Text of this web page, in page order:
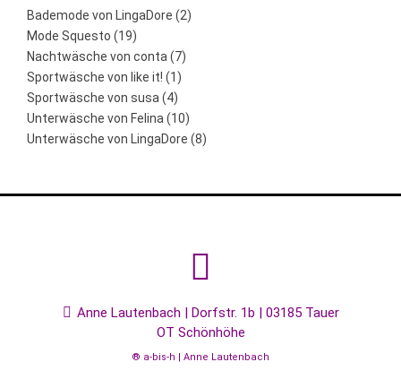
Bademode von LingaDore (2)
Mode Squesto (19)
Nachtwäsche von conta (7)
Sportwäsche von like it! (1)
Sportwäsche von susa (4)
Unterwäsche von Felina (10)
Unterwäsche von LingaDore (8)
Anne Lautenbach | Dorfstr. 1b | 03185 Tauer
OT Schönhöhe
® a-bis-h | Anne Lautenbach